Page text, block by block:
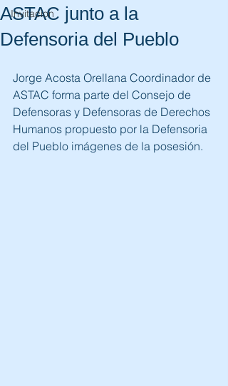
Invitacion
ASTAC junto a la
Defensoria del Pueblo
Jorge Acosta Orellana Coordinador de
ASTAC forma parte del Consejo de
Defensoras y Defensoras de Derechos
Humanos propuesto por la Defensoria
del Pueblo imágenes de la posesión.